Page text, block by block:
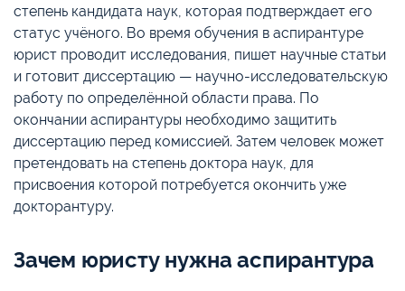
степень кандидата наук, которая подтверждает его
статус учёного. Во время обучения в аспирантуре
юрист проводит исследования, пишет научные статьи
и готовит диссертацию — научно-исследовательскую
работу по определённой области права. По
окончании аспирантуры необходимо защитить
диссертацию перед комиссией. Затем человек может
претендовать на степень доктора наук, для
присвоения которой потребуется окончить уже
докторантуру.
Зачем юристу нужна аспирантура